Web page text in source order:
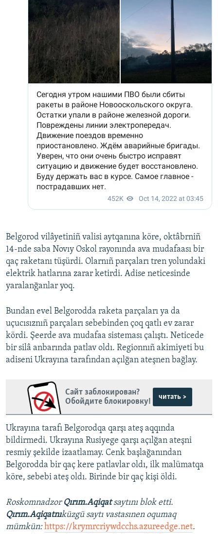
Belgorod vilâyetiniñ valisi aytqanına köre, oktâbrniñ
14-nde saba Novıy Oskol rayonında ava mudafaası bir
qaç raketanı tüşürdi. Olarnıñ parçaları tren yolundaki
elektrik hatlarına zarar ketirdi. Adise neticesinde
yaralanğanlar yoq.
Bundan evel Belgorodda raketa parçaları ya da
uçucısıznıñ parçaları sebebinden çoq qatlı ev zarar
kördi. Şeerde ava mudafaa sisteması çalıştı. Neticede
bir silâ anbarında patlav oldı. Regionnıñ akimiyeti bu
adiseni Ukrayına tarafından açılğan ateşnen bağlay.
Сайт заблокирован?
Обойдите блокировку!
читать >
Ukrayına tarafı Belgorodqa qarşı ateş aqqında
bildirmedi. Ukrayına Rusiyege qarşı açılğan ateşni
resmiy şekilde izaatlamay. Cenk başlağanından
Belgorodda bir qaç kere patlavlar oldı, ilk malümatqa
köre, sebebi ateş oldı. Birinde bir qaç kişi öldi.
Roskomnadzor Qırım.Aqiqatsaytını blok etti.
Qırım.Aqiqatnıküzgü saytı vastasınen oqumaq
mümkün:https://krymrcriywdcchs.azureedge.net.